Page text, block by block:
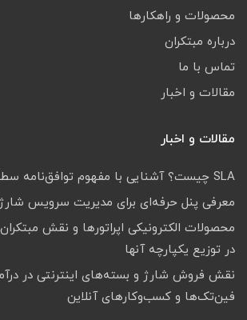
محصولات و راهکارها
درباره مبتکران
تماس با ما
مقالات و اخبار
مقالات و اخبار
SLA چیست؟ آشنایی با مفهوم توافق‌نامه سطح خدمات
معرفی پنل حرفه‌ای برای مدیریت سرویس
محصولات الکترونیکی اپراتورها و نقش
در توزیع یکپارچه آنها
نقش فروش شارژ و بسته‌های اینترنتی در
فین‌تک‌ها و کسب‌وکارهای آنلاین